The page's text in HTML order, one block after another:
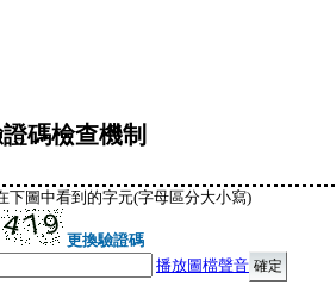
碼檢查機制
下圖中看到的字元(字母區分大小寫)
更換驗證碼
播放圖檔聲音